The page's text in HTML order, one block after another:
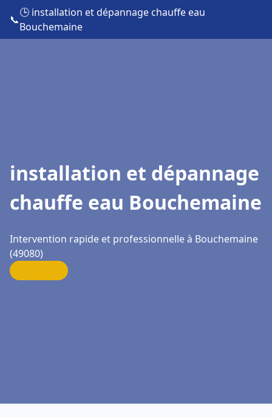
📞
🕒 installation et dépannage chauffe eau
Bouchemaine
installation et dépannage
chauffe eau Bouchemaine
Intervention rapide et professionnelle à Bouchemaine
(49080)